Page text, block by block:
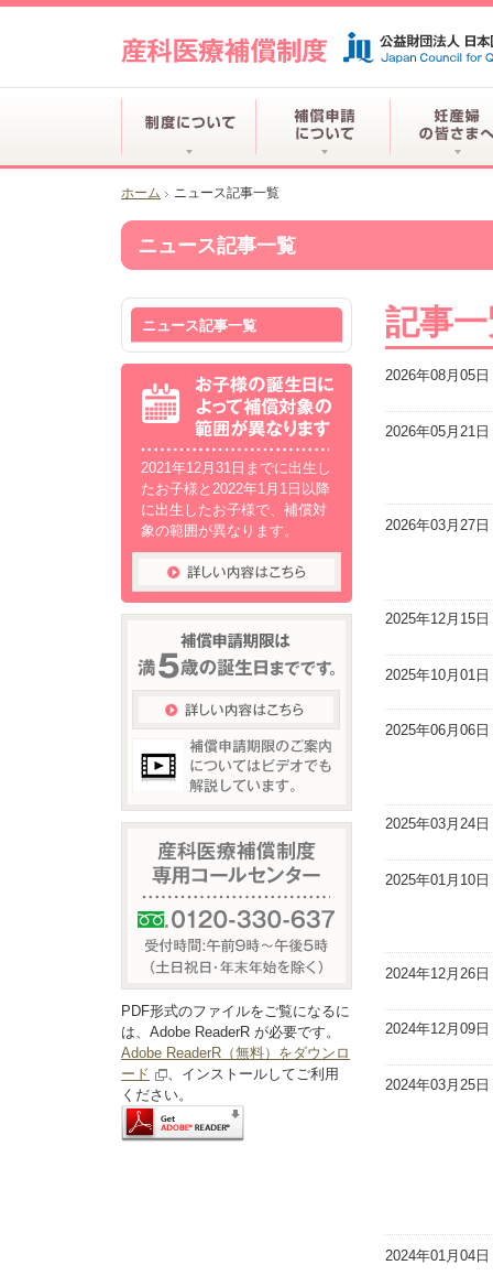
ホーム ニュース記事一覧
ニュース記事一覧
記事
2026年08月05日
2026年05月21日
2026年03月27日
2025年12月15日
2025年10月01日
2025年06月06日
2025年03月24日
2025年01月10日
2024年12月26日
2024年12月09日
2024年03月25日
2024年01月04日
ニュース記事一覧
2021年12月31日までに出生し
たお子様と2022年1月1日以降
に出生したお子様で、補償対
象の範囲が異なります。
PDF形式のファイルをご覧になるに
は、Adobe ReaderR が必要です。
Adobe ReaderR（無料）をダウンロ
ード
、インストールしてご利用
ください。